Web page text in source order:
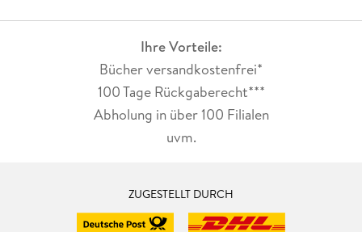
Ihre Vorteile:
Bücher versandkostenfrei*
100 Tage Rückgaberecht***
Abholung in über 100 Filialen
uvm.
ZUGESTELLT DURCH